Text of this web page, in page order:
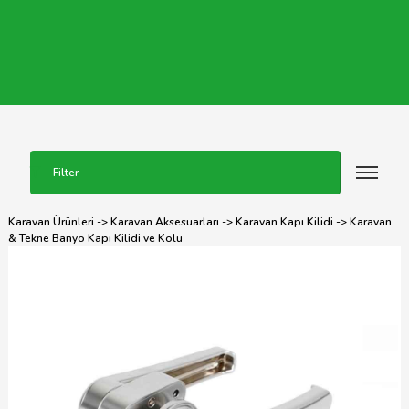
Filter
Karavan Ürünleri ->Karavan Aksesuarları ->Karavan Kapı Kilidi -> Karavan
& Tekne Banyo Kapı Kilidi ve Kolu